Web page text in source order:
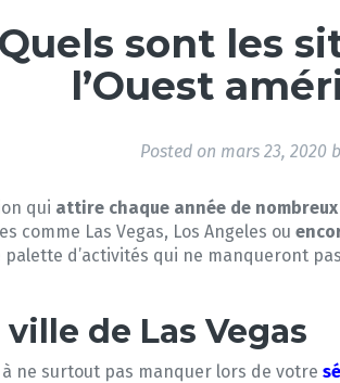
sont les
l’Ouest
Posted on mars 23, 2020
qui attire chaque année de
comme Las Vegas, Los Angeles ou
d’activités qui ne manqueront
de Las Vegas
ne surtout pas manquer lors de votre